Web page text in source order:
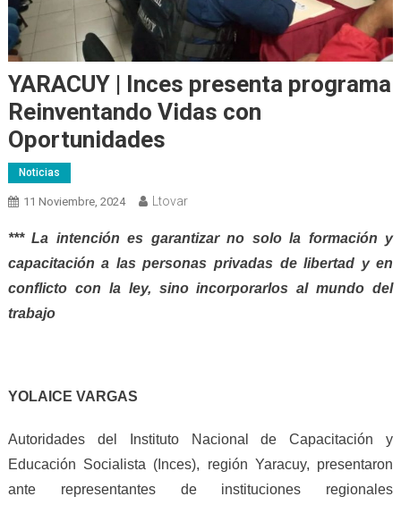
YARACUY | Inces presenta programa
Reinventando Vidas con
Oportunidades
Noticias
11 Noviembre, 2024 Ltovar
*** La intención es garantizar no solo la formación y
capacitación a las personas privadas de libertad y en
conflicto con la ley, sino incorporarlos al mundo del
trabajo
YOLAICE VARGAS
Autoridades del Instituto Nacional de Capacitación y
Educación Socialista (Inces), región Yaracuy, presentaron
ante representantes de instituciones regionales